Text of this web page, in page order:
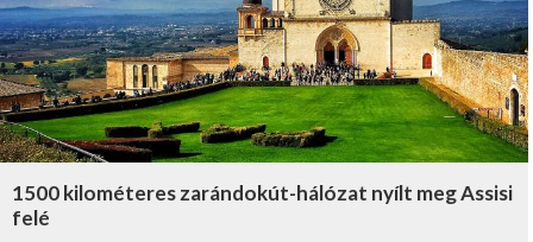
1500 kilométeres zarándokút-hálózat nyílt meg Assisi
felé